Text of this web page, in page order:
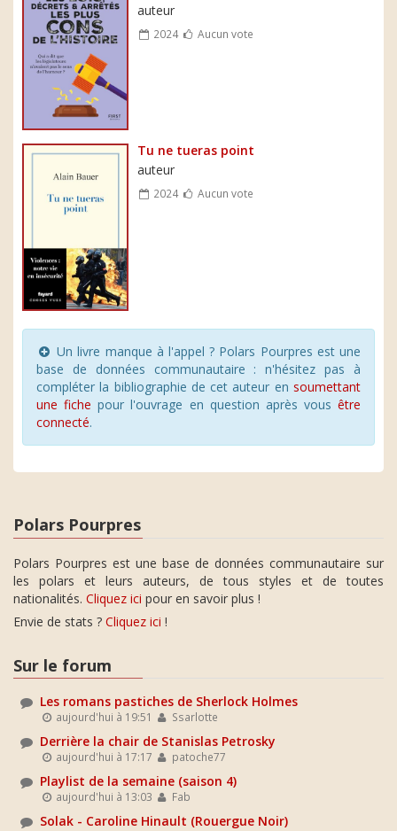
auteur
2024 Aucun vote
Tu ne tueras point
auteur
2024 Aucun vote
Un livre manque à l'appel ? Polars Pourpres est une
base de données communautaire : n'hésitez pas à
compléter la bibliographie de cet auteur en soumettant
une fiche pour l'ouvrage en question après vous être
connecté.
Polars Pourpres
Polars Pourpres est une base de données communautaire sur
les polars et leurs auteurs, de tous styles et de toutes
nationalités. Cliquez ici pour en savoir plus !
Envie de stats ? Cliquez ici !
Sur le forum
Les romans pastiches de Sherlock Holmes
aujourd'hui à 19:51 Ssarlotte
Derrière la chair de Stanislas Petrosky
aujourd'hui à 17:17 patoche77
Playlist de la semaine (saison 4)
aujourd'hui à 13:03 Fab
Solak - Caroline Hinault (Rouergue Noir)